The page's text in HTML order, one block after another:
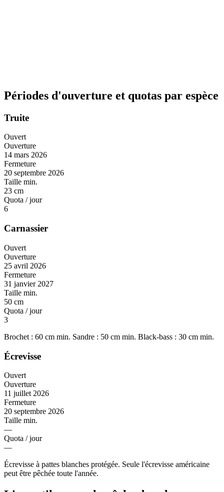
Périodes d'ouverture et quotas par espèce
Truite
Ouvert
Ouverture
14 mars 2026
Fermeture
20 septembre 2026
Taille min.
23 cm
Quota / jour
6
Carnassier
Ouvert
Ouverture
25 avril 2026
Fermeture
31 janvier 2027
Taille min.
50 cm
Quota / jour
3
Brochet : 60 cm min. Sandre : 50 cm min. Black-bass : 30 cm min.
Écrevisse
Ouvert
Ouverture
11 juillet 2026
Fermeture
20 septembre 2026
Taille min.
—
Quota / jour
—
Écrevisse à pattes blanches protégée. Seule l'écrevisse américaine
peut être pêchée toute l'année.